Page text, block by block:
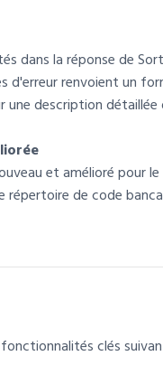
dans la réponse de
d'erreur renvoient un
une description
et amélioré pour
de code
clés